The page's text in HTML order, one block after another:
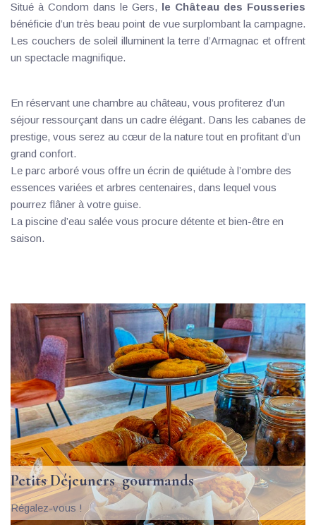
Situé à Condom dans le Gers, le Château des Fousseries
bénéficie d’un très beau point de vue surplombant la campagne.
Les couchers de soleil illuminent la terre d’Armagnac et offrent
un spectacle magnifique.
En réservant une chambre au château, vous profiterez d’un
séjour ressourçant dans un cadre élégant. Dans les cabanes de
prestige, vous serez au cœur de la nature tout en profitant d’un
grand confort.
Le parc arboré vous offre un écrin de quiétude à l’ombre des
essences variées et arbres centenaires, dans lequel vous
pourrez flâner à votre guise.
La piscine d’eau salée vous procure détente et bien-être en
saison.
Petits Déjeuners  gourmands
Régalez-vous !